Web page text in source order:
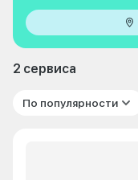
2 сервиса
По популярности